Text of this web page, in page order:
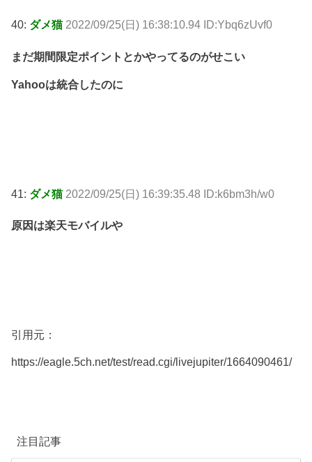
40: ダメ猫 2022/09/25(日) 16:38:10.94 ID:Ybq6zUvf0
まだ期間限定ポイントとかやってるのがせこい
Yahooは統合したのに
41: ダメ猫 2022/09/25(日) 16:39:35.48 ID:k6bm3h/w0
原因は楽天モバイルや
引用元：
https://eagle.5ch.net/test/read.cgi/livejupiter/1664090461/
注目記事